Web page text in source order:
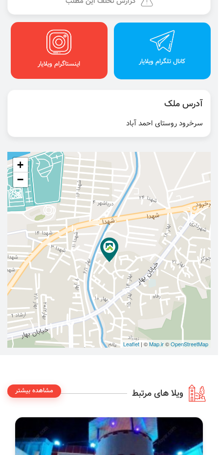
کانال تلگرام ویلایار اینستاگرام ویلایار
آدرس ملک
سرخرود روستای احمد آباد
+
−
Leaflet | ©Map.ir©OpenStreetMap
ویلا های مرتبط مشاهده بیشتر